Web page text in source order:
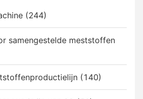
(244)
samengestelde meststoffen
(140)